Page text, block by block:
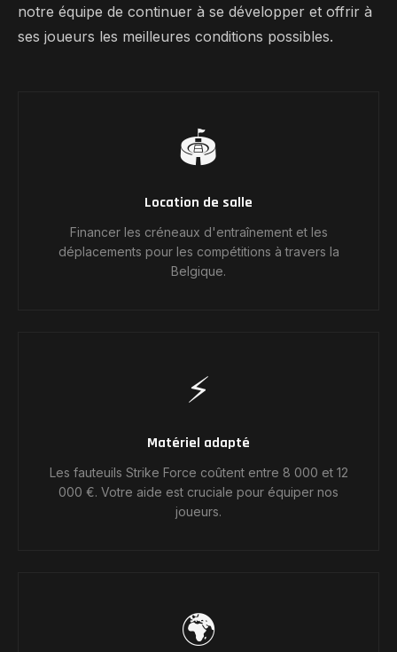
notre équipe de continuer à se développer et offrir à
ses joueurs les meilleures conditions possibles.
🏟️
Location de salle
Financer les créneaux d'entraînement et les
déplacements pour les compétitions à travers la
Belgique.
⚡
Matériel adapté
Les fauteuils Strike Force coûtent entre 8 000 et 12
000 €. Votre aide est cruciale pour équiper nos
joueurs.
🌍